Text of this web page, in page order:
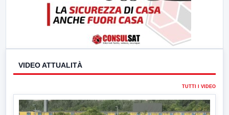
VIDEO ATTUALITÀ
TUTTI I VIDEO